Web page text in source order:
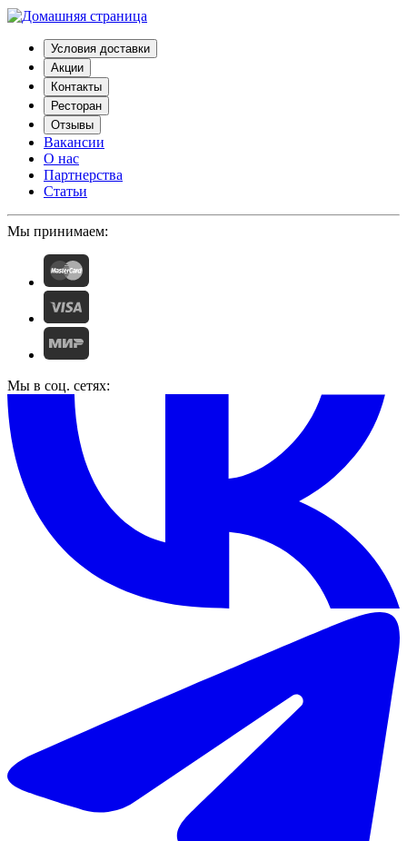
Условия доставки
Акции
Контакты
Ресторан
Отзывы
Вакансии
О нас
Партнерства
Статьи
Мы принимаем:
Мы в соц. сетях: